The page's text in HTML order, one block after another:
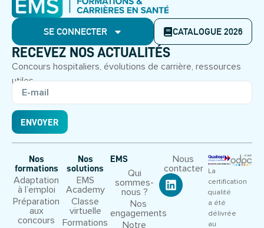
SE CONNECTER CATALOGUE 2026
RECEVEZ NOS ACTUALITÉS
Concours hospitaliers, évolutions de carrière, ressources
utiles.
ENVOYER
Nos
formations
Adaptation
à l’emploi
Préparation
aux
concours
Nos
solutions
EMS
Academy
Classe
virtuelle
Formations
EMS
Qui
sommes-
nous ?
Nos
engagements
Notre
Nous
contacter
La
certification
qualité
a été
délivrée
au